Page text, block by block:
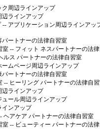
周辺ラインアップ
ラインアップ
-- アプリケーション周辺ラインアッ
パートナーの法律自習室
室 -- フィット ネスパートナーの法
ルス パートナーの法律自習室
ムページ周辺ラインアップ
パートナーの法律自習室
-- ヒーリング パートナーの法律自
ラインアップ
ール周辺ラインアップ
ンアップ
ヘアケア パートナーの法律自習室
室 -- ビューティー パートナーの法